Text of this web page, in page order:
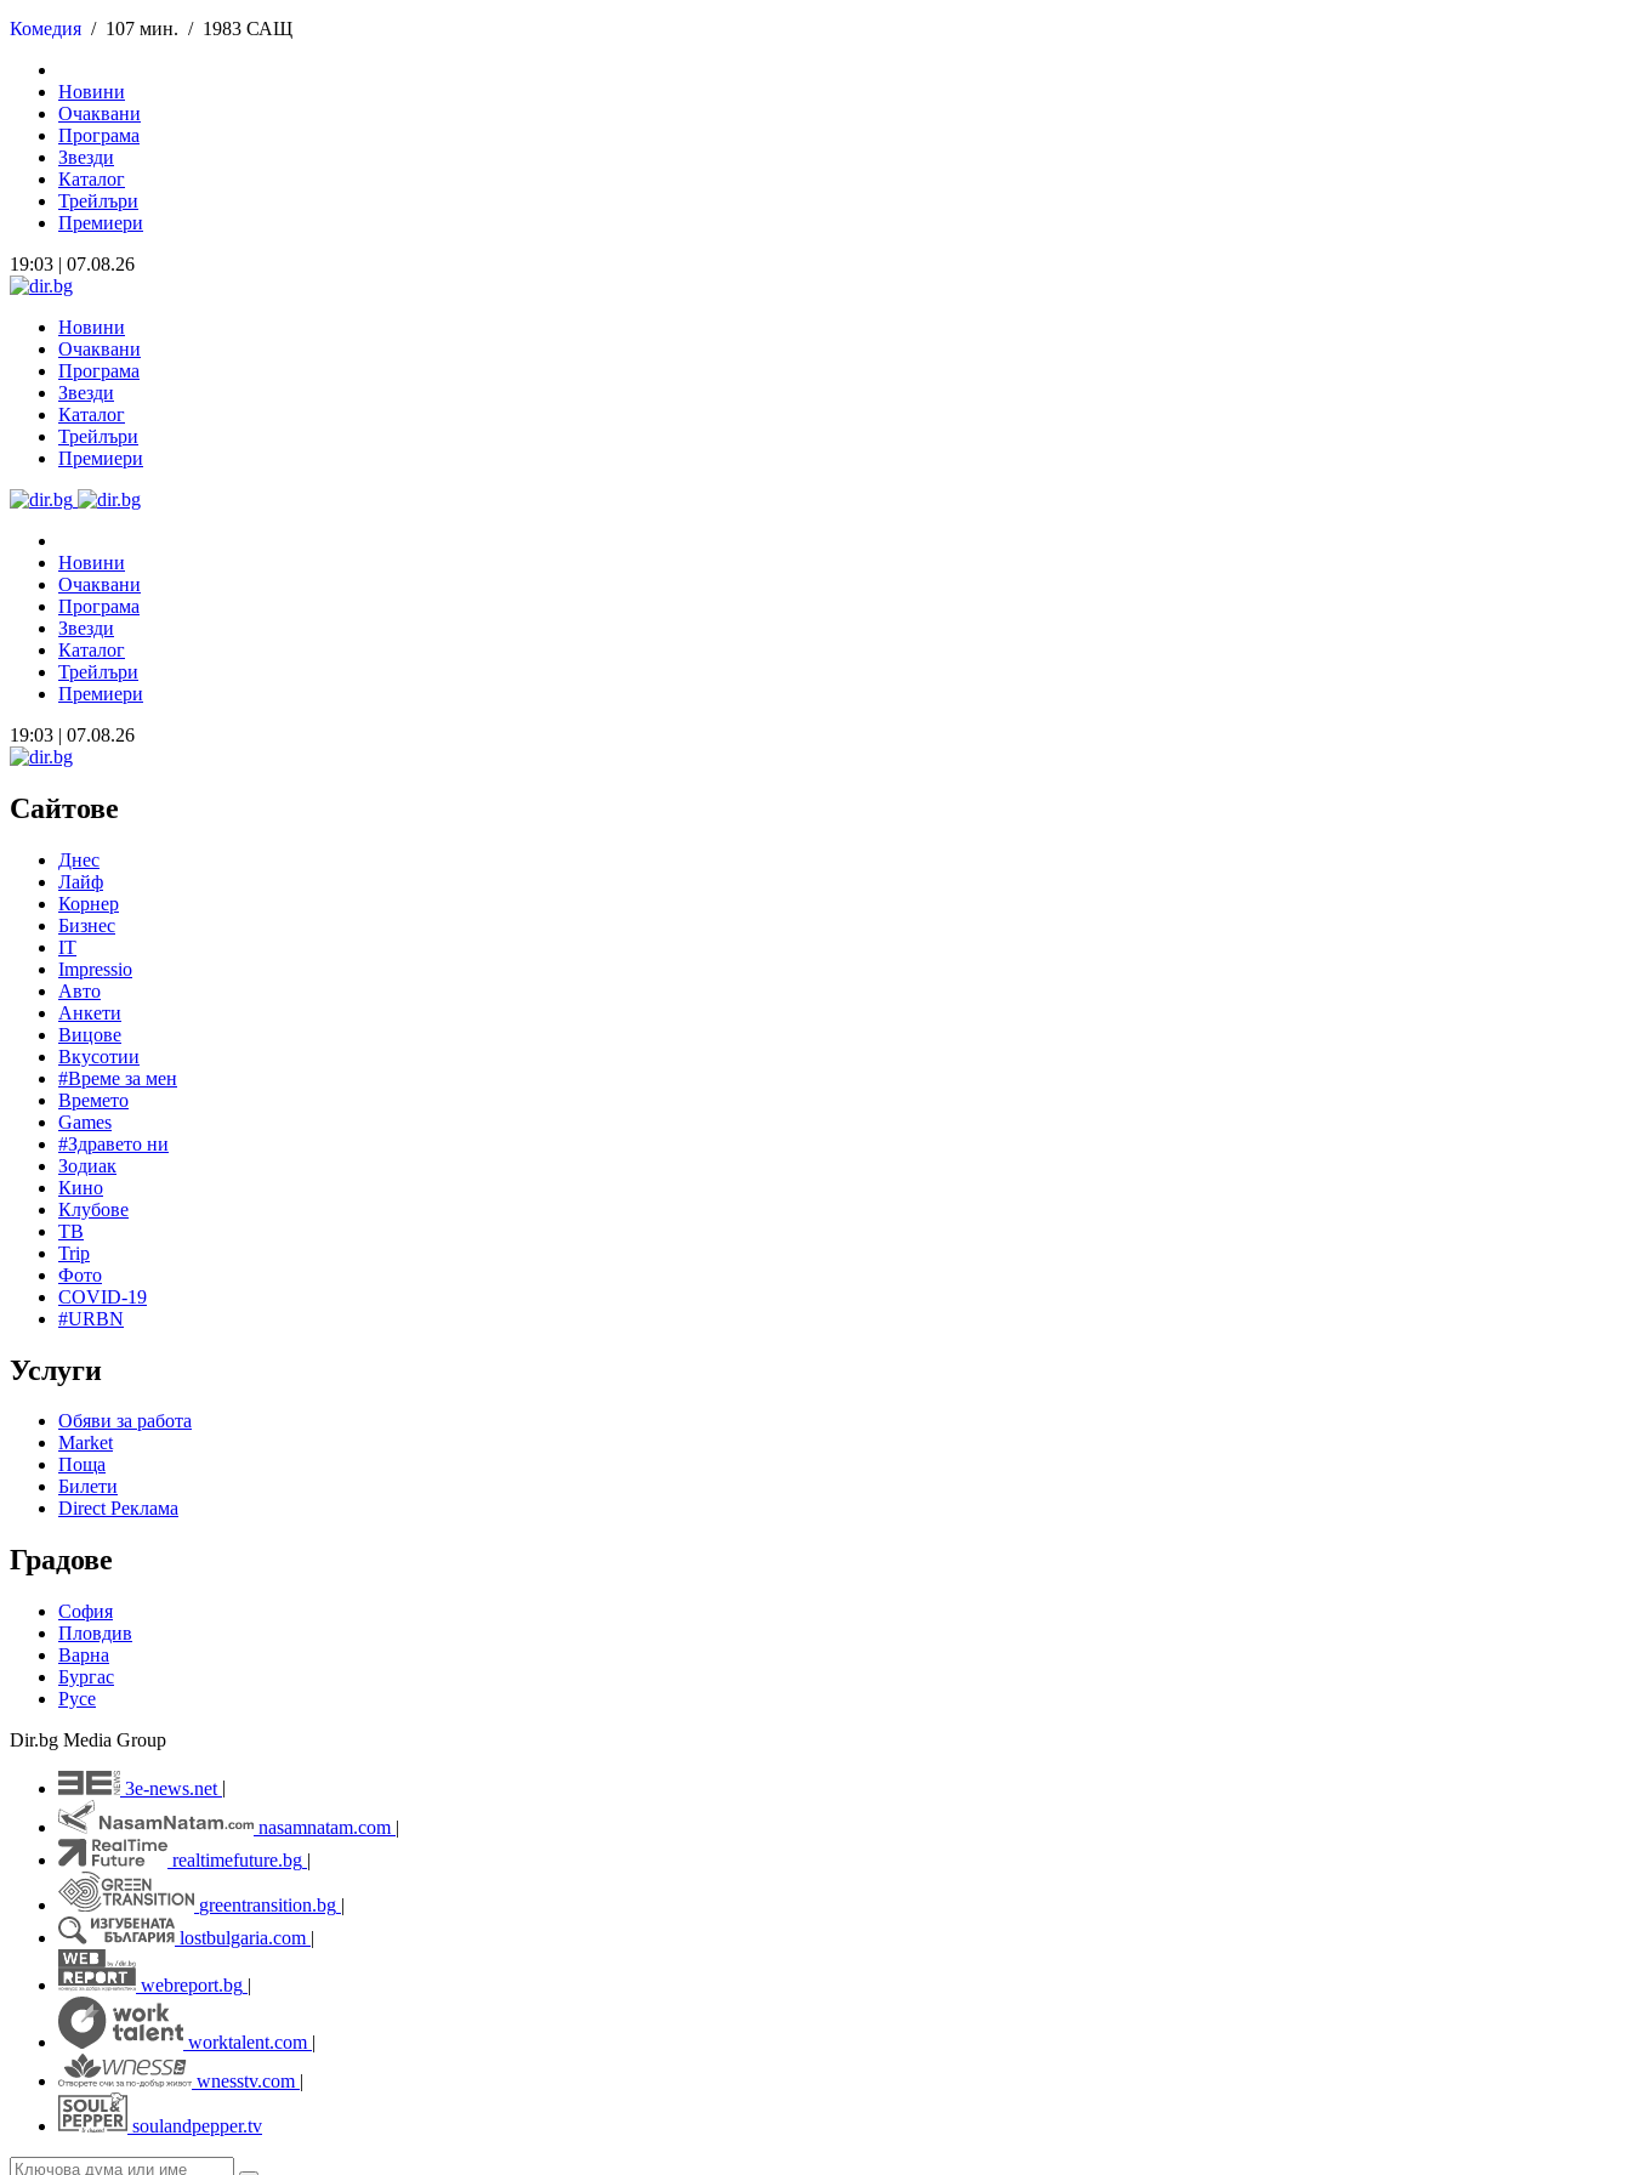
Комедия / 107 мин. / 1983 САЩ
Новини
Очаквани
Програма
Звезди
Каталог
Трейлъри
Премиери
19:03 | 07.08.26
Новини
Очаквани
Програма
Звезди
Каталог
Трейлъри
Премиери
Новини
Очаквани
Програма
Звезди
Каталог
Трейлъри
Премиери
19:03 | 07.08.26
Сайтове
Днес
Лайф
Корнер
Бизнес
IT
Impressio
Авто
Анкети
Вицове
Вкусотии
#Време за мен
Времето
Games
#Здравето ни
Зодиак
Кино
Клубове
ТВ
Trip
Фото
COVID-19
#URBN
Услуги
Обяви за работа
Market
Поща
Билети
Direct Реклама
Градове
София
Пловдив
Варна
Бургас
Русе
Dir.bg Media Group
3e-news.net
nasamnatam.com |
realtimefuture.bg |
greentransition.bg |
lostbulgaria.com |
webreport.bg |
worktalent.com |
wnesstv.com |
soulandpepper.tv